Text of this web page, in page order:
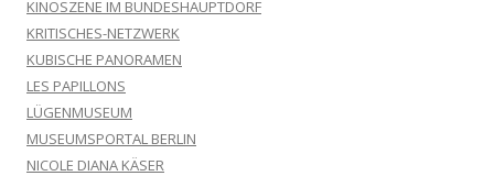
KINOSZENE IM BUNDESHAUPTDORF
KRITISCHES-NETZWERK
KUBISCHE PANORAMEN
LES PAPILLONS
LÜGENMUSEUM
MUSEUMSPORTAL BERLIN
NICOLE DIANA KÄSER